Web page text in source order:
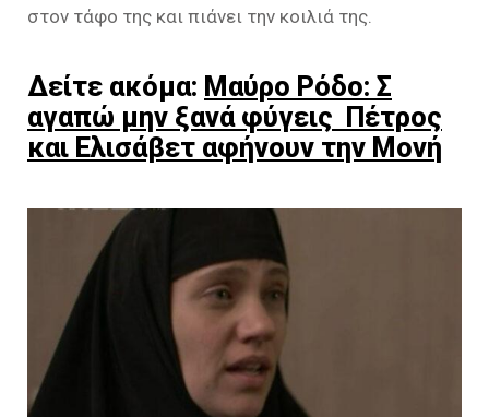
στον τάφο της και πιάνει την κοιλιά της.
Δείτε ακόμα: Μαύρο Ρόδο: Σ
αγαπώ μην ξανά φύγεις Πέτρος
και Ελισάβετ αφήνουν την Μονή